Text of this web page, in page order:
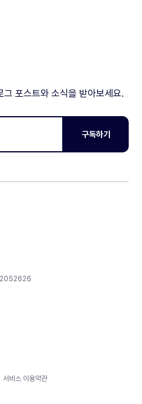
포스트와 소식을 받아보세요.
구독하기
서비스 이용약관